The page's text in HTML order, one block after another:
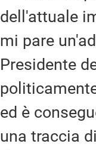
dell'attuale
mi pare
Presidente
ed è
una traccia